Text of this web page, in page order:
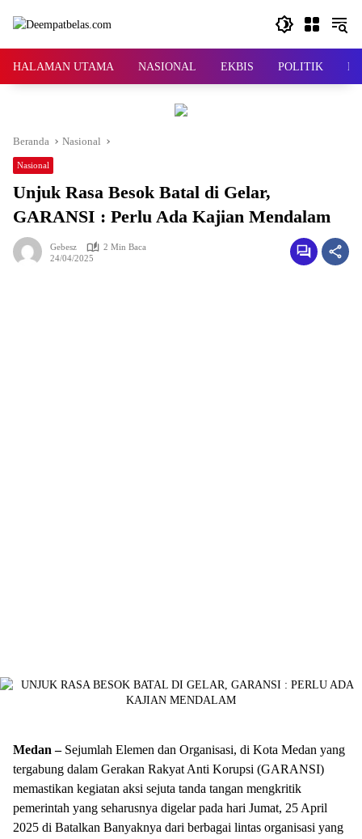
HALAMAN UTAMA NASIONAL EKBIS POLITIK
Beranda Nasional
Nasional
Unjuk Rasa Besok Batal di Gelar,
GARANSI : Perlu Ada Kajian Mendalam
Gebesz
2 Min Baca
24/04/2025
Medan –Sejumlah Elemen dan Organisasi, di Kota Medan yang
tergabung dalam Gerakan Rakyat Anti Korupsi (GARANSI)
memastikan kegiatan aksi sejuta tanda tangan mengkritik
pemerintah yang seharusnya digelar pada hari Jumat, 25 April
2025 di Batalkan Banyaknya dari berbagai lintas organisasi yang